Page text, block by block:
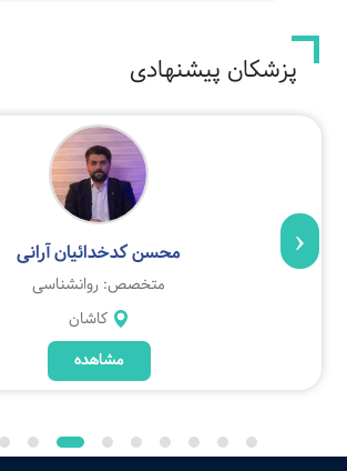
پزشکان پیشنهادی
محسن کدخدائیان آرانی
‹